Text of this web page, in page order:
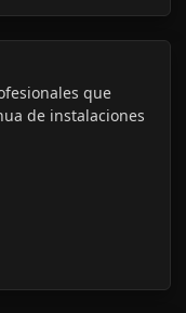
que
de instalaciones